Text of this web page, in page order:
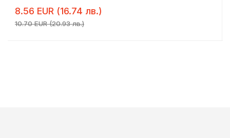
8.56 EUR (16.74 лв.)
10.70 EUR (20.93 лв.)